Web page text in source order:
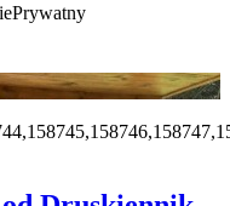
Prywatny